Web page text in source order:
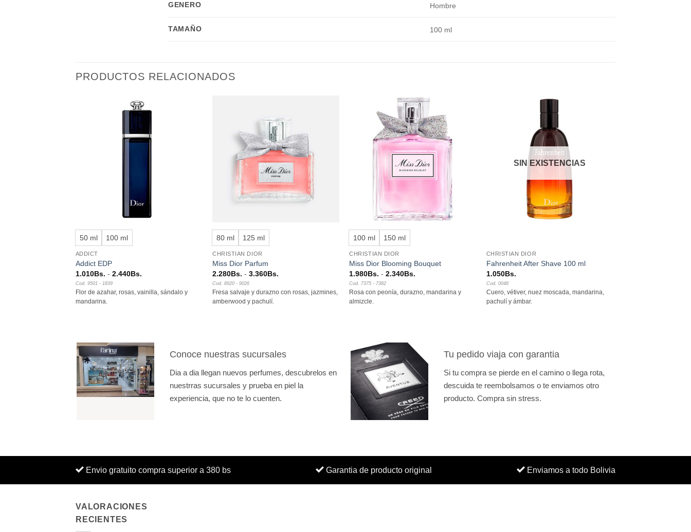
GENERO Hombre
TAMAÑO 100 ml
PRODUCTOS RELACIONADOS
50 ml 100 ml
ADDICT
Addict EDP
1.010Bs. - 2.440Bs.
precios:
desde
Cod. 9501 - 1839
Flor de azahar, rosas, vainilla, sándalo y
mandarina.
80 ml 125 ml
CHRISTIAN DIOR
Miss Dior Parfum
2.280Bs. - 3.360Bs.
desde
Cod. 8920 - 9026
Fresa salvaje y durazno con rosas, jazmines,
amberwood y pachulí.
lista de
deseos
100 ml 150 ml
CHRISTIAN DIOR
Miss Dior Blooming Bouquet
1.980Bs. - 2.340Bs.
desde
Cod. 7375 - 7382
Rosa con peonía, durazno, mandarina y
almizcle.
SIN EXISTENCIAS
CHRISTIAN DIOR
Fahrenheit After Shave 100 ml
1.050Bs.
Cod. 0048
Cuero, vétiver, nuez moscada, mandarina,
pachulí y ámbar.
Conoce nuestras sucursales
Dia a dia llegan nuevos perfumes, descubrelos en
nuestrras sucursales y prueba en piel la
experiencia, que no te lo cuenten.
Tu pedido viaja con garantia
Si tu compra se pierde en el camino o llega rota,
descuida te reembolsamos o te enviamos otro
producto. Compra sin stress.
Envio gratuito compra superior a 380 bs Garantia de producto original Enviamos a todo Bolivia
VALORACIONES
RECIENTES